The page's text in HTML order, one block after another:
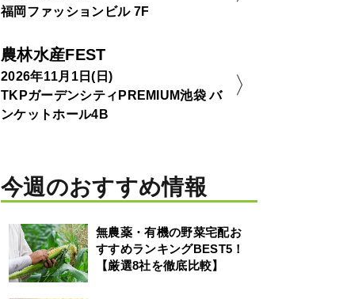
福岡ファッションビル 7F
農林水産FEST
2026年11月1日(日)
TKPガーデンシティPREMIUM池袋 バ
ンケットホール4B
今週のおすすめ情報
無農薬・有機の野菜宅配お
すすめランキングBEST5！
【厳選8社を徹底比較】